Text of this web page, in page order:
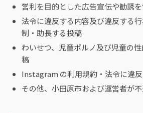
営利を目的とした広告宣伝や勧誘
法令に違反する内容及び違反する
制・助長する投稿
わいせつ、児童ポルノ及び児童の
稿
Instagram の利用規約・法令に違
その他、小田原市および運営者が